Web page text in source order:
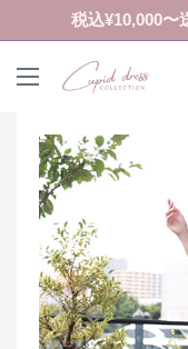
ン
税込¥10,000
ク
ド
ド
レ
ス
コ
レ
ク
シ